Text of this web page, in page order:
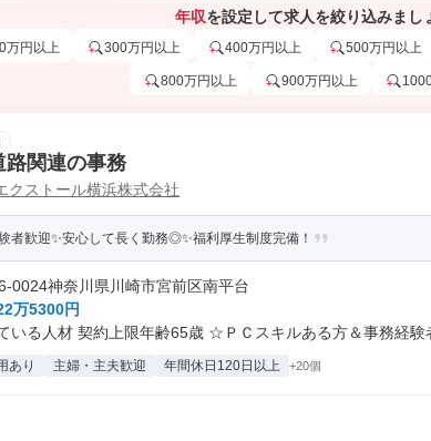
年収を設定して求人を絞り込みまし
万円以上 300万円以上 400万円以上 500万円以上
800万円以上 900万円以上
路関連の事務
クストール横浜株式会社
者歓迎✨安心して長く勤務◎✨福利厚生制度完備！
0024神奈川県川崎市宮前区南平台
万5300円
いる人材 契約上限年齢65歳 ☆ＰＣスキルある方＆事務経験
あり 主婦・主夫歓迎 年間休日120日以上 +20個